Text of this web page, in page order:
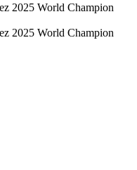
2025 World Champion
2025 World Champion